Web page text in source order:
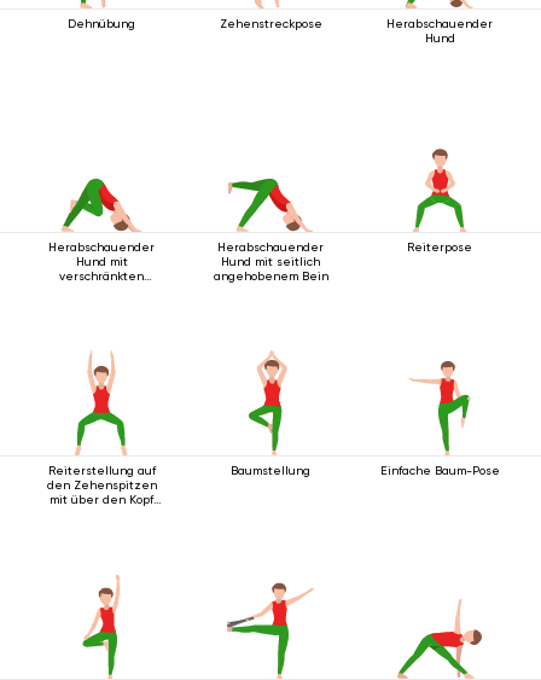
Dehnübung Zehenstreckpose
Herabschauender
Hund
Herabschauender
Hund mit
verschränkten
Herabschauender
Hund mit seitlich
angehobenem Bein
Reiterpose
Reiterstellung auf
den Zehenspitzen
mit über den Kopf
Baumstellung Einfache Baum-Pose